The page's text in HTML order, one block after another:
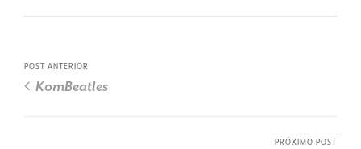
POST ANTERIOR
KomBeatles
PRÓXIMO POST